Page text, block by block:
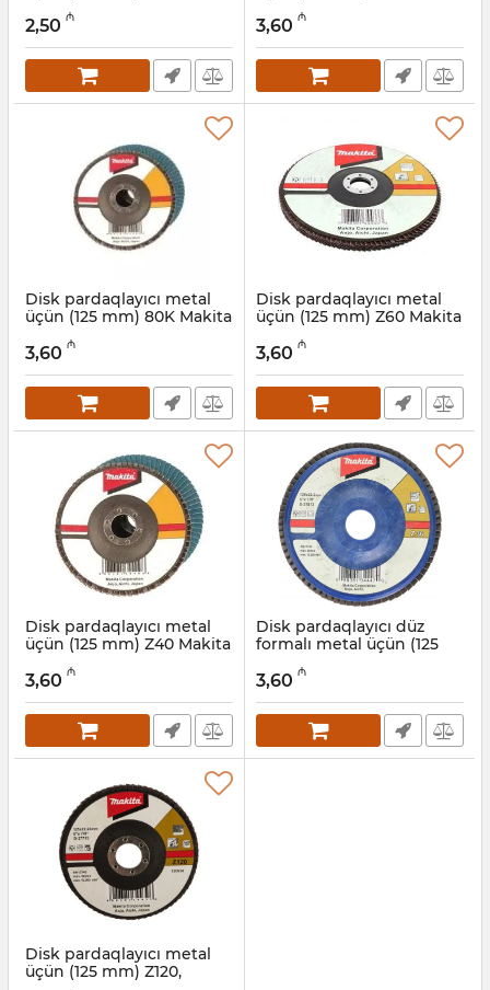
Artikul:
2,50 ₼
Artikul:
3,60 ₼
Disk pardaqlayıcı metal
üçün (125 mm) 80K Makita
Artikul:
3,60 ₼
Disk pardaqlayıcı metal
üçün (125 mm) Z60 Makita
Artikul:
3,60 ₼
Disk pardaqlayıcı metal
üçün (125 mm) Z40 Makita
Artikul:
3,60 ₼
Disk pardaqlayıcı düz
formalı metal üçün (125
Artikul:
3,60 ₼
Disk pardaqlayıcı metal
üçün (125 mm) Z120,